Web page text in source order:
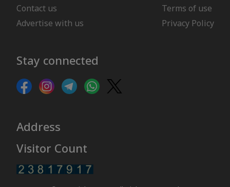
Contact us
Advertise with us
Terms of use
Privacy Policy
Stay connected
Address
Visitor Count